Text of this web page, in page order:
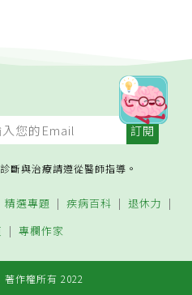
斷與治療請遵從醫師指導。
精選專題 疾病百科
退休力
專欄作家
著作權所有 2022